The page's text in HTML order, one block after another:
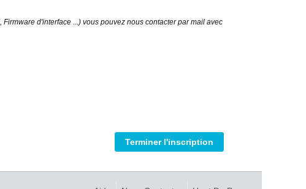
d'interface ...) vous pouvez nous contacter par mail avec
Terminer l'inscription